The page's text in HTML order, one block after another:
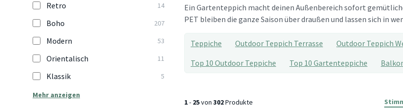
Retro
14
Boho 207
Modern 53
Orientalisch 11
Klassik 5
Mehr anzeigen
Ein Gartenteppich macht deinen Außenbereich sofort
PET bleiben die ganze Saison über draußen und lassen sich in
Teppiche Outdoor Teppich Terrasse Outdoor Teppich
Top 10 Outdoor Teppiche
Top 10 Gartenteppiche
1- 25von 302Produkte